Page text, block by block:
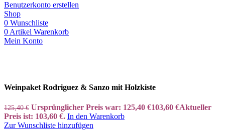
Benutzerkonto erstellen
Shop
0 Wunschliste
0 Artikel Warenkorb
Mein Konto
Weinpaket Rodriguez & Sanzo mit Holzkiste
125,40€ Ursprünglicher Preis war: 125,40 €103,60 €Aktueller
Preis ist: 103,60 €. In den Warenkorb
Zur Wunschliste hinzufügen